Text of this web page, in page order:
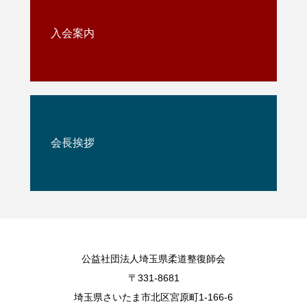
入会案内
会長挨拶
公益社団法人埼玉県柔道整復師会
〒331-8681
埼玉県さいたま市北区宮原町1-166-6